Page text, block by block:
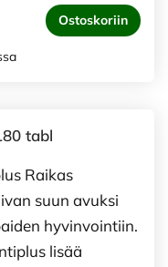
Ostoskoriin
tabl
Raikas
suun avuksi
hyvinvointiin.
lisää